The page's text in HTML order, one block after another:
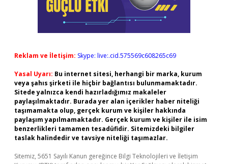
Reklam ve İletişim: Skype: live:.cid.575569c608265c69
Yasal Uyarı: Bu internet sitesi, herhangi bir marka, kurum
veya şahıs şirketi ile hiçbir bağlantısı bulunmamaktadır.
Sitede yalnızca kendi hazırladığımız makaleler
paylaşılmaktadır. Burada yer alan içerikler haber niteliği
taşımamakta olup, gerçek kurum ve kişiler hakkında
paylaşım yapılmamaktadır. Gerçek kurum ve kişiler ile isim
benzerlikleri tamamen tesadüfidir. Sitemizdeki bilgiler
taslak halindedir ve tavsiye niteliği taşımazlar.
Sitemiz, 5651 Sayılı Kanun gereğince Bilgi Teknolojileri ve İletişim